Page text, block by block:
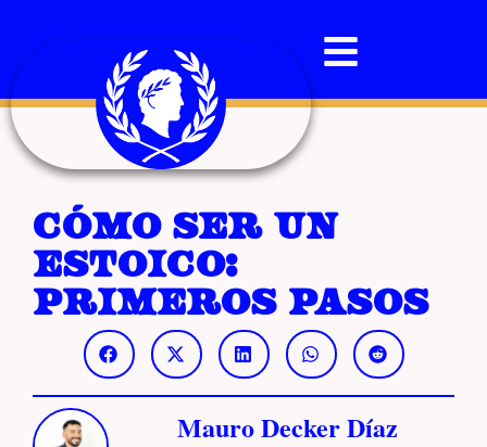
Cómo ser un
estoico:
primeros pasos
Mauro Decker Díaz